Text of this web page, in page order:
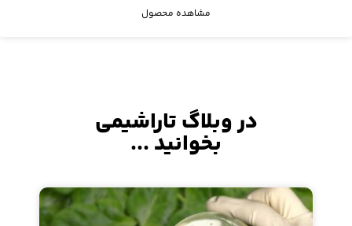
مشاهده محصول
در وبلاگ تاراشیمی
بخوانید ...